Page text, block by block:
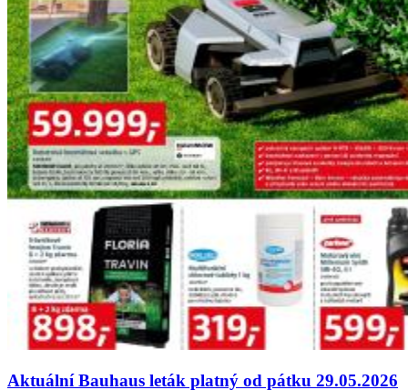
Aktuální Bauhaus leták platný od pátku 29.05.2026